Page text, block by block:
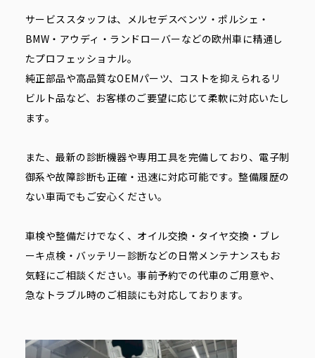
サービススタッフは、メルセデスベンツ・ポルシェ・
BMW・アウディ・ランドローバーなどの欧州車に精通し
たプロフェッショナル。
純正部品や高品質なOEMパーツ、コストを抑えられるリ
ビルト品など、お客様のご要望に応じて柔軟に対応いたし
ます。
また、最新の診断機器や専用工具を完備しており、電子制
御系や故障診断も正確・迅速に対応可能です。整備履歴の
ない車両でもご安心ください。
車検や整備だけでなく、オイル交換・タイヤ交換・ブレ
ーキ点検・バッテリー診断などの日常メンテナンスもお
気軽にご相談ください。事前予約での代車のご用意や、
急なトラブル時のご相談にも対応しております。